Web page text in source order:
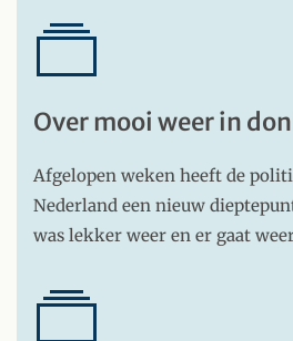
Over mooi weer in
Afgelopen weken heeft de
Nederland een nieuw
was lekker weer en er gaat